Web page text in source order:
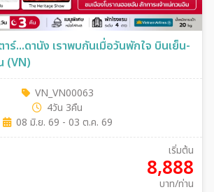
ดานัง เราพบกันเมื่อวันพักใจ บินเย็น-
(VN)
VN_VN00063
4วัน 3คืน
08 มิ.ย. 69 - 03 ต.ค. 69
เริ่มต้น
8,888
บาท/ท่าน